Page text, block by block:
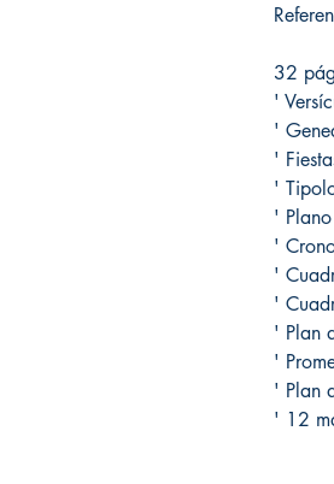
32
'
'
'
'
'
'
'
'
' Plan
'
' Plan
' 12